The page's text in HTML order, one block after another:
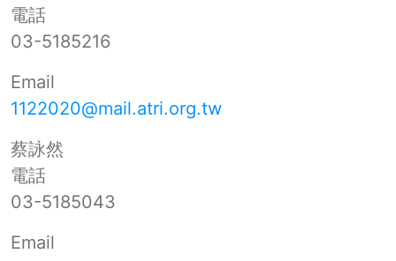
電話
03-5185216
Email
1122020@mail.atri.org.tw
蔡詠然
電話
03-5185043
Email